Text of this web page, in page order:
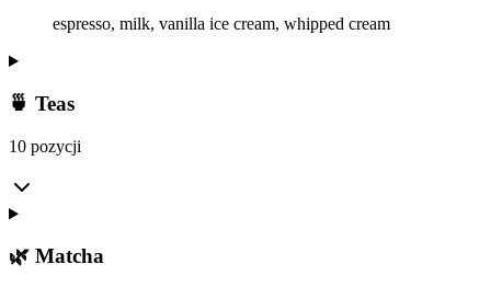
espresso, milk, vanilla ice cream, whipped cream
🍵 Teas
10 pozycji
🌿 Matcha